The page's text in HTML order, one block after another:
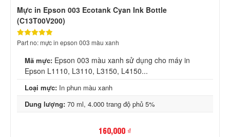
Mực in Epson 003 Ecotank Cyan Ink Bottle
(C13T00V200)
Part no: mực in epson 003 màu xanh
Mã mực: Epson 003 màu xanh sử dụng cho máy in
Epson L1110, L3110, L3150, L4150...
Loại mực: In phun màu xanh
Dung lượng: 70 ml, 4.000 trang độ phủ 5%
160,000 ₫